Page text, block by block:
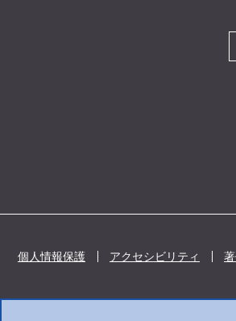
個人情報保護 アクセシビリティ